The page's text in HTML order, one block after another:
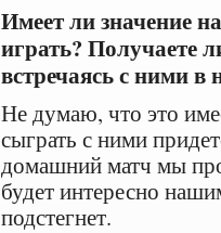
Имеет ли значение
играть? Получаете
встречаясь с ними в
Не думаю, что это
сыграть с ними
домашний матч мы
будет интересно
подстегнет.